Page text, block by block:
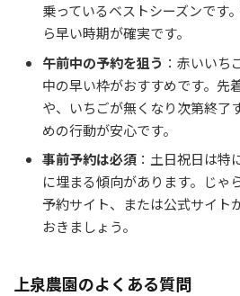
乗っているベストシーズンです
ら早い時期が確実です。
午前中の予約を狙う ：赤いいち
中の早い枠がおすすめです。先
や、いちごが無くなり次第終了
めの行動が安心です。
事前予約は必須 ：土日祝日は特
に埋まる傾向があります。じゃ
予約サイト、または公式サイト
おきましょう。
上泉農園のよくある質問